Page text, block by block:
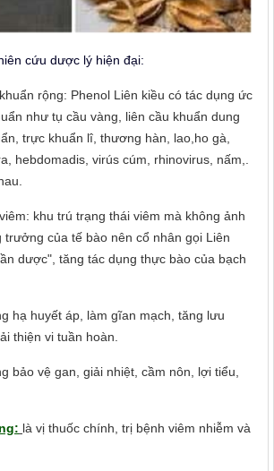
cứu dược lý hiện đại:
rộng: Phenol Liên kiều có tác dụng ức
như tụ cầu vàng, liên cầu khuẩn dung
trực khuẩn lî, thương hàn, lao,ho gà,
hebdomadis, virús cúm, rhinovirus, nấm,.
khu trú trạng thái viêm mà không ảnh
của tế bào nên cổ nhân gọi Liên
dược", tăng tác dụng thực bào của bạch
hạ huyết áp, làm gĩan mạch, tăng lưu
thiện vi tuần hoàn.
bảo vệ gan, giải nhiệt, cầm nôn, lợi tiểu,
là vị thuốc chính, trị bệnh viêm nhiễm và